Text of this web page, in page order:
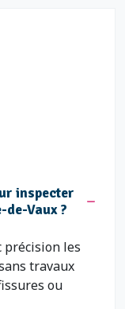
inspecter
Vaux ?
précision les
travaux
ou